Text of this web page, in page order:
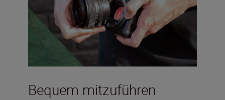
Bequem mitzuführen